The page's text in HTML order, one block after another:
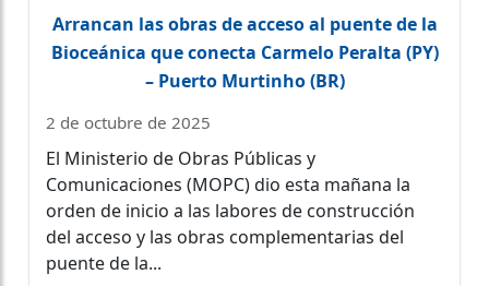
Arrancan las obras de acceso al puente de la
Bioceánica que conecta Carmelo Peralta (PY)
– Puerto Murtinho (BR)
2 de octubre de 2025
El Ministerio de Obras Públicas y
Comunicaciones (MOPC) dio esta mañana la
orden de inicio a las labores de construcción
del acceso y las obras complementarias del
puente de la...